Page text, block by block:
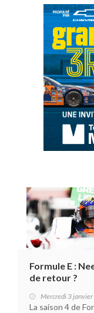
Formule E :
de retour ?
Mercredi 3
La saison 4 de